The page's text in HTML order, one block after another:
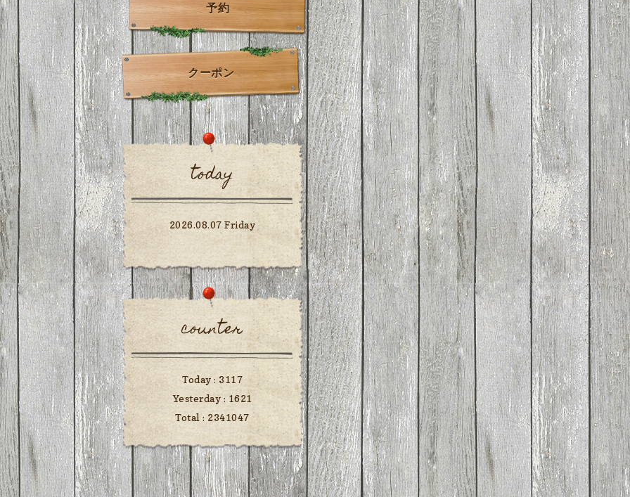
予約
クーポン
today
2026.08.07 Friday
counter
Today : 3117
Yesterday : 1621
Total : 2341047